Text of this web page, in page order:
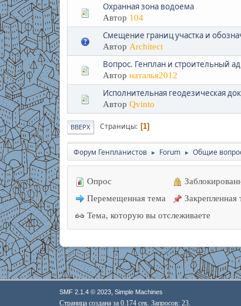
Охранная зона водоема
Автор 104
Смещение границ участка и
Автор Architect
Вопрос. Генплан и строительный
Автор наталья2012
Исполнительная геодезическая
Автор Qvinto
ВВЕРХ Страницы 1
Форум Генпланистов ► Forum ► Общие
Опрос
Перемещенная тема
Закрепленная
Тема, которую вы отслеживаете
SMF 2.1.4 © 2023, Simple Machines
Страница создана за 0.174 сек. Запросов: 23.